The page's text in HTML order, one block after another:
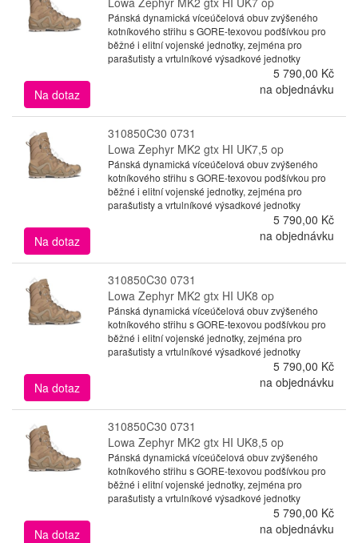
Pánská dynamická víceúčelová obuv zvýšeného
kotníkového střihu s GORE-texovou podšívkou pro
běžné i elitní vojenské jednotky, zejména pro
parašutisty a vrtulníkové výsadkové jednotky
5 790,00 Kč
Na dotaz
na objednávku
310850C30 0731
Lowa Zephyr MK2 gtx HI UK7,5 op
Pánská dynamická víceúčelová obuv zvýšeného
kotníkového střihu s GORE-texovou podšívkou pro
běžné i elitní vojenské jednotky, zejména pro
parašutisty a vrtulníkové výsadkové jednotky
5 790,00 Kč
Na dotaz
na objednávku
310850C30 0731
Lowa Zephyr MK2 gtx HI UK8 op
Pánská dynamická víceúčelová obuv zvýšeného
kotníkového střihu s GORE-texovou podšívkou pro
běžné i elitní vojenské jednotky, zejména pro
parašutisty a vrtulníkové výsadkové jednotky
5 790,00 Kč
Na dotaz
na objednávku
310850C30 0731
Lowa Zephyr MK2 gtx HI UK8,5 op
Pánská dynamická víceúčelová obuv zvýšeného
kotníkového střihu s GORE-texovou podšívkou pro
běžné i elitní vojenské jednotky, zejména pro
parašutisty a vrtulníkové výsadkové jednotky
5 790,00 Kč
Na dotaz
na objednávku